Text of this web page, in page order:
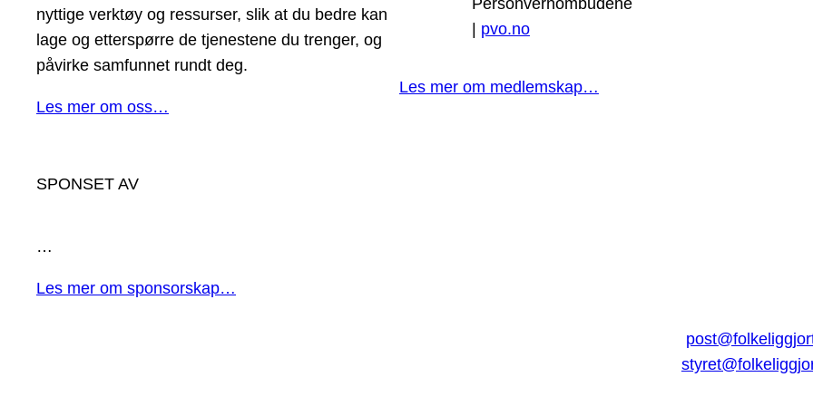
nyttige verktøy og ressurser, slik at du bedre kan
lage og etterspørre de tjenestene du trenger, og
påvirke samfunnet rundt deg.
Les mer om oss…
| pvo.no
Les mer om medlemskap…
SPONSET AV
…
Les mer om sponsorskap…